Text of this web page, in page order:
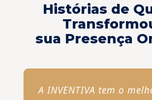
Histórias de
sua Presença
A INVENTIVA tem o